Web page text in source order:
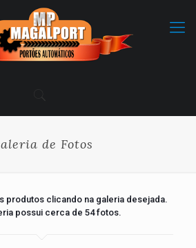
de Fotos
produtos clicando na galeria desejada.
possui cerca de 54 fotos.